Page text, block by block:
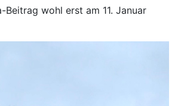
Beitrag wohl erst am 11. Januar